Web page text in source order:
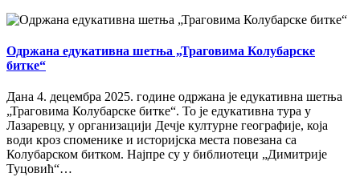
Одржана едукативна шетња „Траговима Колубарске
битке“
Дана 4. децембра 2025. године одржана је едукативна шетња
„Траговима Колубарске битке“. То је едукативна тура у
Лазаревцу, у организацији Дечје културне географије, која
води кроз споменике и историјска места повезана са
Колубарском битком. Најпре су у библиотеци „Димитрије
Туцовић“…